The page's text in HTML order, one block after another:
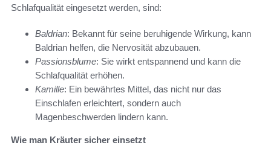
Schlafqualität eingesetzt werden, sind:
Baldrian: Bekannt für seine beruhigende Wirkung, kann
Baldrian helfen, die Nervosität abzubauen.
Passionsblume: Sie wirkt entspannend und kann die
Schlafqualität erhöhen.
Kamille: Ein bewährtes Mittel, das nicht nur das
Einschlafen erleichtert, sondern auch
Magenbeschwerden lindern kann.
Wie man Kräuter sicher einsetzt